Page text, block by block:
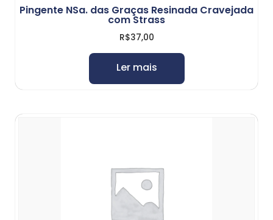
Pingente NSa. das Graças Resinada Cravejada
com Strass
R$37,00
Ler mais